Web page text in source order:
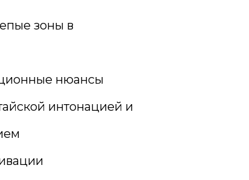
зоны в
нюансы
интонацией и